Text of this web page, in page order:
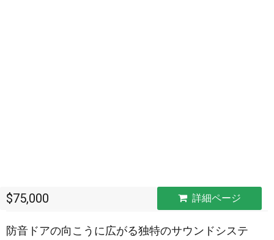
$75,000 詳細ページ
防音ドアの向こうに広がる独特のサウンドシステ